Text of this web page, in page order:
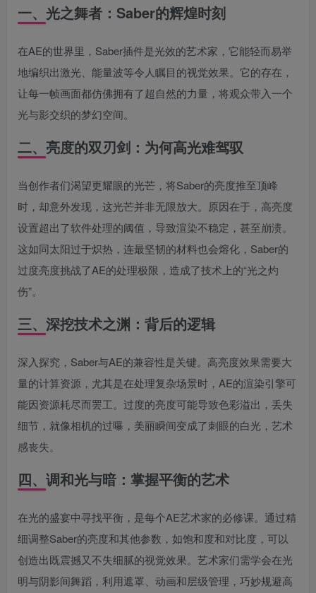
一、光之舞者：Saber的辉煌时刻
在AE的世界里，Saber插件是光效的艺术家，它能轻而易举
地编织出激光、能量波等令人瞩目的视觉效果。它的存在，
让每一帧画面都仿佛拥有了超自然的力量，将观众带入一个
光与影交织的梦幻空间。
二、亮度的双刃剑：为何高光难驾驭
当创作者们渴望更耀眼的光芒，将Saber的亮度推至顶峰
时，却意外发现，这光芒并非无限放大。原因在于，高亮度
设置超出了软件处理的阈值，导致渲染不稳定，甚至崩溃。
这如同太阳过于炽热，连最坚韧的材料也会熔化，Saber的
过度亮度挑战了AE的处理极限，造成了技术上的“光之灼
伤”。
三、深挖技术之渊：背后的逻辑
深入探究，Saber与AE的兼容性是关键。高亮度效果需要大
量的计算资源，尤其是在处理复杂场景时，AE的渲染引擎可
能因资源耗尽而罢工。过度的亮度可能导致色彩溢出，丢失
细节，就像相机的过曝，美丽瞬间变成了刺眼的白光，艺术
感丧失。
四、调和光与暗：掌握平衡的艺术
在光的盛宴中寻找平衡，是每个AE艺术家的必修课。通过精
细调整Saber的亮度和其他参数，如饱和度和对比度，可以
创造出既震撼又不失细腻的视觉效果。艺术家们需学会在光
明与阴影间舞蹈，利用遮罩、动画和层级管理，巧妙规避高